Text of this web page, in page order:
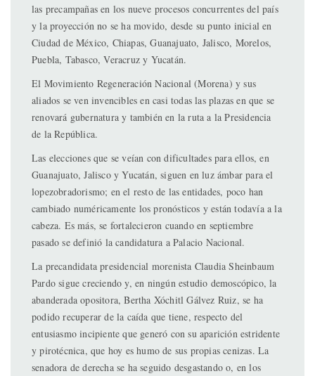
las precampañas en los nueve procesos concurrentes del país
y la proyección no se ha movido, desde su punto inicial en
Ciudad de México, Chiapas, Guanajuato, Jalisco, Morelos,
Puebla, Tabasco, Veracruz y Yucatán.
El Movimiento Regeneración Nacional (Morena) y sus
aliados se ven invencibles en casi todas las plazas en que se
renovará gubernatura y también en la ruta a la Presidencia
de la República.
Las elecciones que se veían con dificultades para ellos, en
Guanajuato, Jalisco y Yucatán, siguen en luz ámbar para el
lopezobradorismo; en el resto de las entidades, poco han
cambiado numéricamente los pronósticos y están todavía a la
cabeza. Es más, se fortalecieron cuando en septiembre
pasado se definió la candidatura a Palacio Nacional.
La precandidata presidencial morenista Claudia Sheinbaum
Pardo sigue creciendo y, en ningún estudio demoscópico, la
abanderada opositora, Bertha Xóchitl Gálvez Ruiz, se ha
podido recuperar de la caída que tiene, respecto del
entusiasmo incipiente que generó con su aparición estridente
y pirotécnica, que hoy es humo de sus propias cenizas. La
senadora de derecha se ha seguido desgastando o, en los